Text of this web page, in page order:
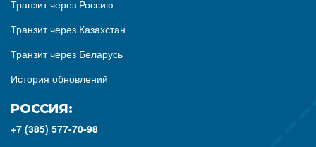
Транзит через Россию
Транзит через Казахстан
Транзит через Беларусь
История обновлений
РОССИЯ:
+7 (385) 577-70-98